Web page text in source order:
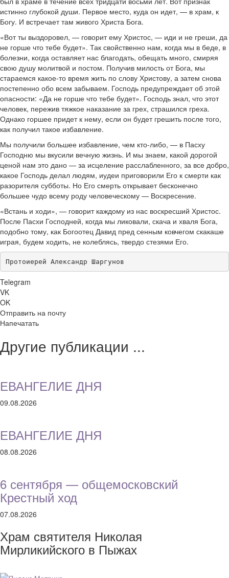
истинно глубокой души. Первое место, куда он идет, — в храм, к
Богу. И встречает там живого Христа Бога.
«Вот ты выздоровел, — говорит ему Христос, — иди и не греши, да
не горше что тебе будет». Так свойственно нам, когда мы в беде, в
болезни, когда оставляет нас благодать, обещать много, смиряя
свою душу молитвой и постом. Получив милость от Бога, мы
стараемся какое-то время жить по слову Христову, а затем снова
постепенно обо всем забываем. Господь предупреждает об этой
опасности: «Да не горше что тебе будет». Господь знал, что этот
человек, пережив тяжкое наказание за грех, страшился греха.
Однако горшее придет к нему, если он будет грешить после того,
как получил такое избавление.
Мы получили большее избавление, чем кто-либо, — в Пасху
Господню мы вкусили вечную жизнь. И мы знаем, какой дорогой
ценой нам это дано — за исцеление расслабленного, за все добро,
какое Господь делал людям, иудеи приговорили Его к смерти как
разорителя субботы. Но Его смерть открывает бесконечно
большее чудо всему роду человеческому — Воскресение.
«Встань и ходи», — говорит каждому из нас воскресший Христос.
После Пасхи Господней, когда мы ликовали, скача и хваля Бога,
подобно тому, как Богоотец Давид пред сенным ковчегом скакаше
играя, будем ходить, не колеблясь, твердо стезями Его.
Протоиерей Александр Шаргунов
Telegram
VK
OK
Отправить на почту
Напечатать
Другие публикации ...
ЕВАНГЕЛИЕ ДНЯ
09.08.2026
ЕВАНГЕЛИЕ ДНЯ
08.08.2026
6 сентября — общемосковский
Крестный ход
07.08.2026
Храм святителя Николая
Мирликийского в Пыжах